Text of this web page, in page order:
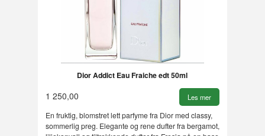
Dior Addict Eau Fraiche edt 50ml
1 250,00 Les mer
En fruktig, blomstret lett parfyme fra Dior med classy,
sommerlig preg. Elegante og rene dufter fra bergamot,